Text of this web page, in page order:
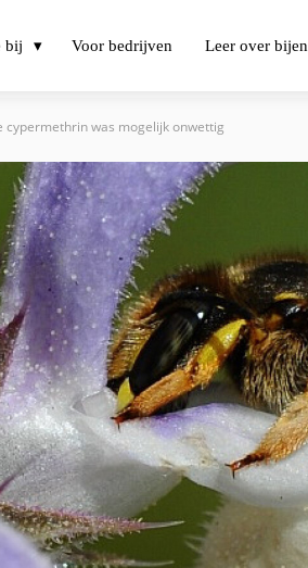
bij Voor bedrijven Leer over bijen
cypermethrin was mogelijk onwettig